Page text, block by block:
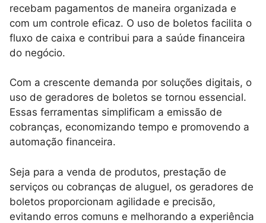
recebam pagamentos de maneira organizada e
com um controle eficaz. O uso de boletos facilita o
fluxo de caixa e contribui para a saúde financeira
do negócio.
Com a crescente demanda por soluções digitais, o
uso de geradores de boletos se tornou essencial.
Essas ferramentas simplificam a emissão de
cobranças, economizando tempo e promovendo a
automação financeira.
Seja para a venda de produtos, prestação de
serviços ou cobranças de aluguel, os geradores de
boletos proporcionam agilidade e precisão,
evitando erros comuns e melhorando a experiência